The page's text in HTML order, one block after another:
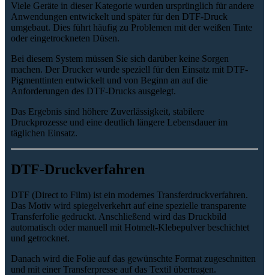
Viele Geräte in dieser Kategorie wurden ursprünglich für andere
Anwendungen entwickelt und später für den DTF-Druck
umgebaut. Dies führt häufig zu Problemen mit der weißen Tinte
oder eingetrockneten Düsen.
Bei diesem System müssen Sie sich darüber keine Sorgen
machen. Der Drucker wurde speziell für den Einsatz mit DTF-
Pigmenttinten entwickelt und von Beginn an auf die
Anforderungen des DTF-Drucks ausgelegt.
Das Ergebnis sind höhere Zuverlässigkeit, stabilere
Druckprozesse und eine deutlich längere Lebensdauer im
täglichen Einsatz.
DTF-Druckverfahren
DTF (Direct to Film) ist ein modernes Transferdruckverfahren.
Das Motiv wird spiegelverkehrt auf eine spezielle transparente
Transferfolie gedruckt. Anschließend wird das Druckbild
automatisch oder manuell mit Hotmelt-Klebepulver beschichtet
und getrocknet.
Danach wird die Folie auf das gewünschte Format zugeschnitten
und mit einer Transferpresse auf das Textil übertragen.